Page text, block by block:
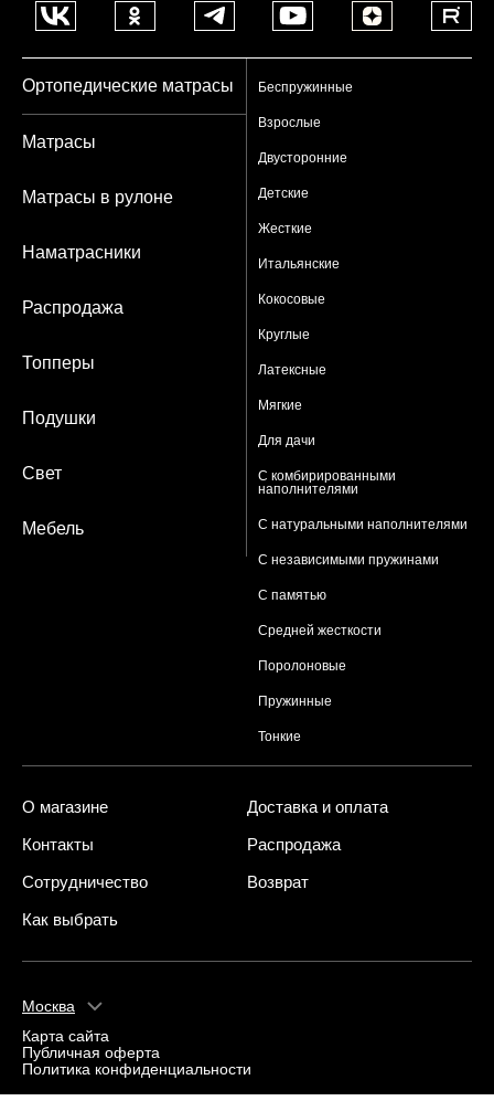
Ортопедические матрасы Беспружинные
Взрослые
Двусторонние
Детские
Жесткие
Итальянские
Кокосовые
Круглые
Латексные
Мягкие
Для дачи
С комбирированными
наполнителями
С натуральными наполнителями
С независимыми пружинами
С памятью
Средней жесткости
Поролоновые
Пружинные
Тонкие
Матрасы
Матрасы в рулоне
Наматрасники
Распродажа
Топперы
Подушки
Свет
Мебель
О магазине
Доставка и оплата
Контакты
Распродажа
Сотрудничество
Возврат
Как выбрать
Москва
Карта сайта
Публичная оферта
Политика конфиденциальности